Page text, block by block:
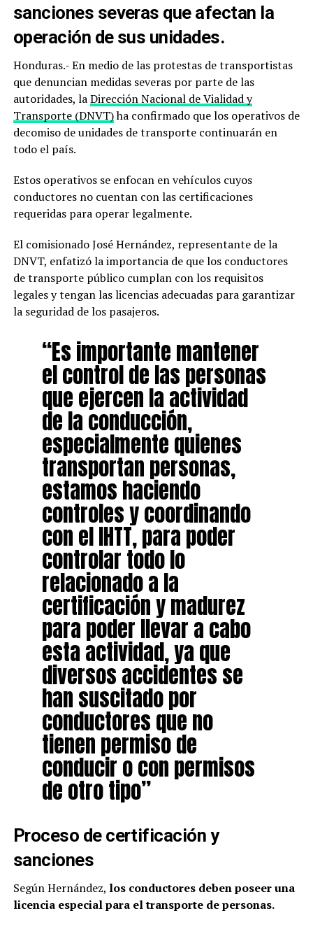
sanciones severas que afectan la
operación de sus unidades.
Honduras.- En medio de las protestas de transportistas
que denuncian medidas severas por parte de las
autoridades, laDirección Nacional de Vialidad y
Transporte (DNVT)ha confirmado que los operativos de
decomiso de unidades de transporte continuarán en
todo el país.
Estos operativos se enfocan en vehículos cuyos
conductores no cuentan con las certificaciones
requeridas para operar legalmente.
El comisionado José Hernández, representante de la
DNVT, enfatizó la importancia de que los conductores
de transporte público cumplan con los requisitos
legales y tengan las licencias adecuadas para garantizar
la seguridad de los pasajeros.
“Es importante mantener
el control de las personas
que ejercen la actividad
de la conducción,
especialmente quienes
transportan personas,
estamos haciendo
controles y coordinando
con el IHTT, para poder
controlar todo lo
relacionado a la
certificación y madurez
para poder llevar a cabo
esta actividad, ya que
diversos accidentes se
han suscitado por
conductores que no
tienen permiso de
conducir o con permisos
de otro tipo”
Proceso de certificación y
sanciones
Según Hernández, los conductores deben poseer una
licencia especial para el transporte de personas.